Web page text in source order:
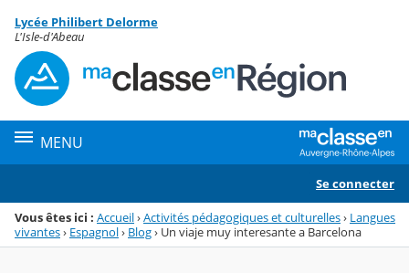
Menu de la rubrique
Contenu
Lycée Philibert Delorme
L'Isle-d'Abeau
MENU
Se connecter
Vous êtes ici : Accueil›Activités pédagogiques et culturelles› Langues
vivantes› Espagnol› Blog› Un viaje muy interesante a Barcelona